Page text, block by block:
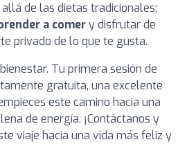
de las dietas tradicionales;
a comery disfrutar de
privado de lo que te gusta.
Tu primera sesión de
gratuita, una excelente
este camino hacia una
de energía. ¡Contáctanos y
viaje hacia una vida más feliz y